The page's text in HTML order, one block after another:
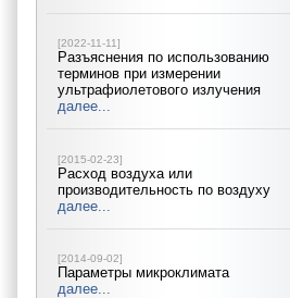
[2022-11-11]
Разъяснения по использованию
терминов при измерении
ультрафиолетового излучения
далее...
[2015-02-23]
Расход воздуха или
производительность по воздуху
далее...
[2014-09-02]
Параметры микроклимата
далее...